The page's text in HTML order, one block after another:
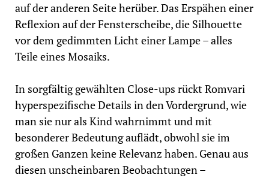
auf der anderen Seite herüber. Das Erspähen einer
Reflexion auf der Fensterscheibe, die Silhouette
vor dem gedimmten Licht einer Lampe – alles
Teile eines Mosaiks.
In sorgfältig gewählten Close-ups rückt Romvari
hyperspezifische Details in den Vordergrund, wie
man sie nur als Kind wahrnimmt und mit
besonderer Bedeutung auflädt, obwohl sie im
großen Ganzen keine Relevanz haben. Genau aus
diesen unscheinbaren Beobachtungen –